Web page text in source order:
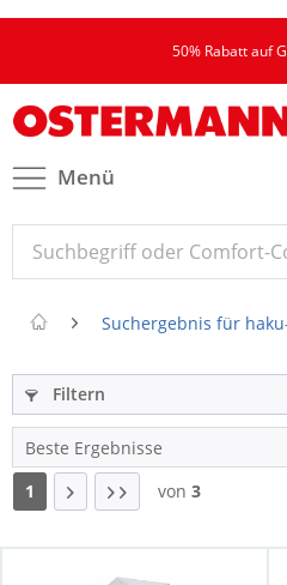
50% Rabatt auf
Menü
Suchergebnis für
Filtern
1 von 3